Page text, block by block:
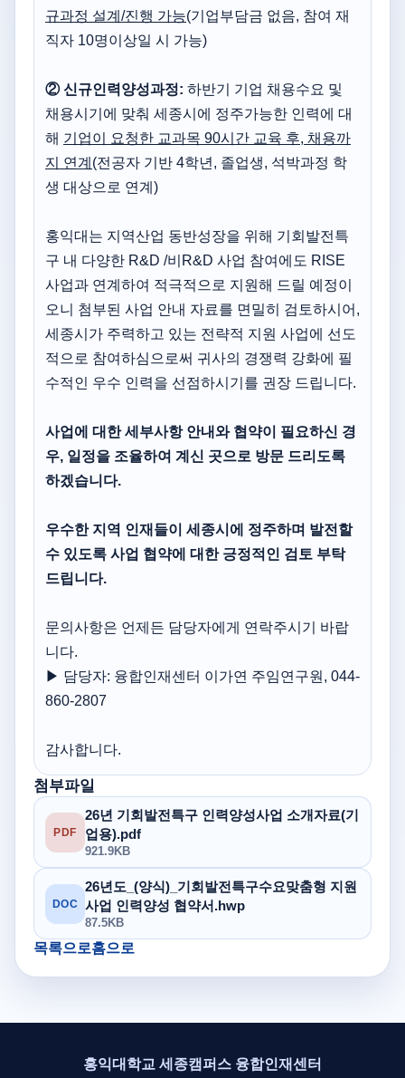
규과정 설계/진행 가능(기업부담금 없음, 참여 재
직자 10명이상일 시 가능)
② 신규인력양성과정: 하반기
기업 채용수요 및
채용시기에 맞춰 세종시에 정주가능한 인력에 대
해 기업이 요청한 교과목 90시간 교육 후, 채용까
지 연계 (전공자 기반 4학년, 졸업생, 석박과정 학
생 대상으로 연계)
홍익대는 지역산업 동반성장을 위해 기회발전특
구 내 다양한 R&D /비R&D 사업 참여에도 RISE
사업과 연계하여 적극적으로 지원해 드릴 예정이
오니 첨부된 사업 안내 자료를 면밀히 검토하시어,
세종시가 주력하고 있는 전략적 지원 사업에 선도
적으로 참여하심으로써 귀사의 경쟁력 강화에 필
수적인 우수 인력을 선점하시기를 권장 드립니다.
사업에 대한 세부사항 안내와 협약이 필요하신 경
우, 일정을 조율하여 계신 곳으로 방문 드리도록
하겠습니다.
우수한 지역 인재들이 세종시에 정주하며 발전할
수 있도록 사업 협약에 대한 긍정적인 검토 부탁
드립니다.
문의사항은 언제든 담당자에게 연락주시기 바랍
니다.
▶ 담당자: 융합인재센터 이가연 주임연구원, 044-
860-2807
감사합니다.
첨부파일
PDF
26년 기회발전특구 인력양성사업 소개자료(기
업용).pdf
921.9KB
DOC
26년도_(양식)_기회발전특구수요맞춤형 지원
사업 인력양성 협약서.hwp
87.5KB
목록으로홈으로
홍익대학교 세종캠퍼스 융합인재센터